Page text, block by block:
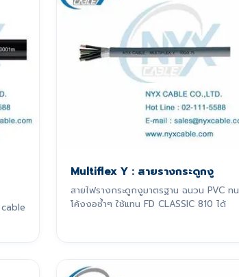
Multiflex Y : สายรางกระดูกงู
สายไฟรางกระดูกงูมาตรฐาน ฉนวน PVC ทน
โค้งงอซ้ำๆ ใช้แทน FD CLASSIC 810 ได้